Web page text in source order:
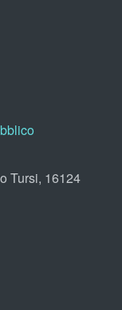
Tursi, 16124